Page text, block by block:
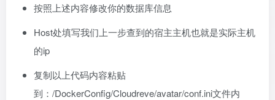
按照上述内容修改你的数据库信息
Host处填写我们上一步查到的宿主主机也就是实际主机
的ip
复制以上代码内容粘贴
到：/DockerConfig/Cloudreve/avatar/conf.ini文件内